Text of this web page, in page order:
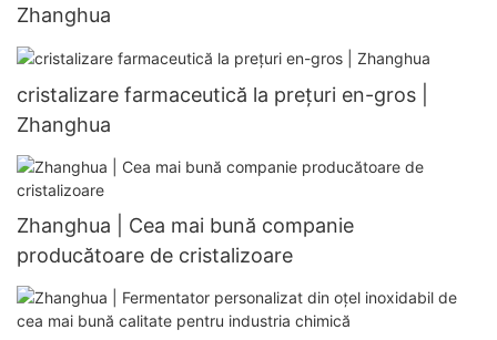
Zhanghua
cristalizare farmaceutică la prețuri en-gros |
Zhanghua
Zhanghua | Cea mai bună companie
producătoare de cristalizoare